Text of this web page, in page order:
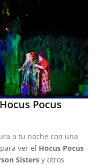
Pocus
a tu noche con una
para ver el Hocus Pocus
Sisters y otros